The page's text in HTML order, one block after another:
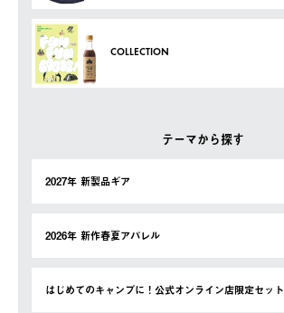
COLLECTION
テーマから探す
2027年 新製品ギア
2026年 新作春夏アパレル
はじめてのキャンプに！公式オンライン店限定セット